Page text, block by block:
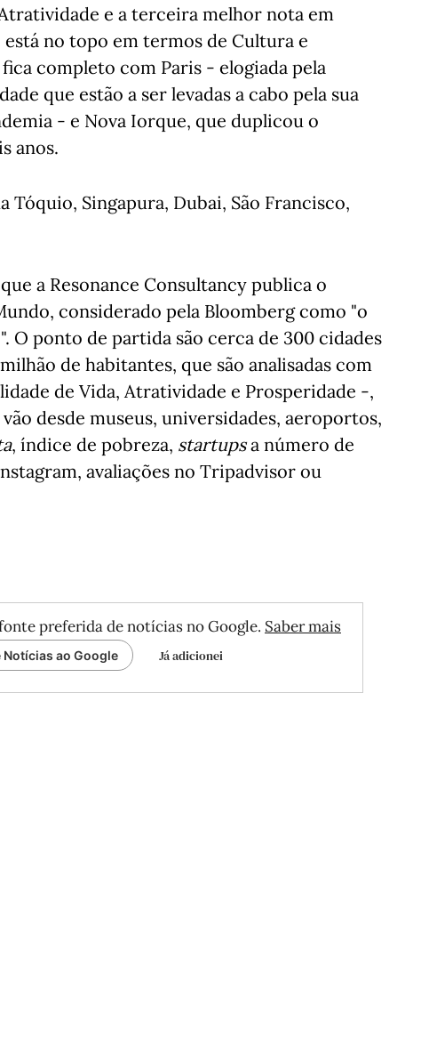
e a terceira melhor nota em
no topo em termos de Cultura e
completo com Paris - elogiada pela
que estão a ser levadas a cabo pela sua
- e Nova Iorque, que duplicou o
anos.
Tóquio, Singapura, Dubai, São Francisco,
a Resonance Consultancy publica o
considerado pela Bloomberg como "o
O ponto de partida são cerca de 300 cidades
de habitantes, que são analisadas com
de Vida, Atratividade e Prosperidade -,
desde museus, universidades, aeroportos,
, índice de pobreza, startupsa número de
avaliações no Tripadvisor ou
preferida de notícias no Google. Saber mais
ao Google Já adicionei